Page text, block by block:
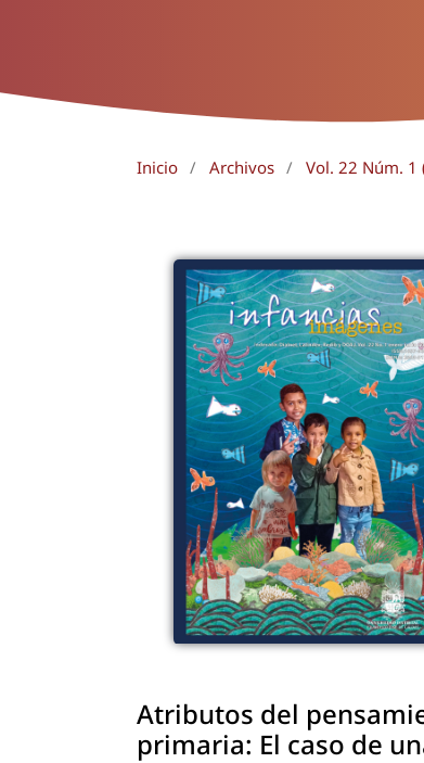
Inicio / Archivos / Vol. 22 Núm.
Atributos del
primaria: El caso de